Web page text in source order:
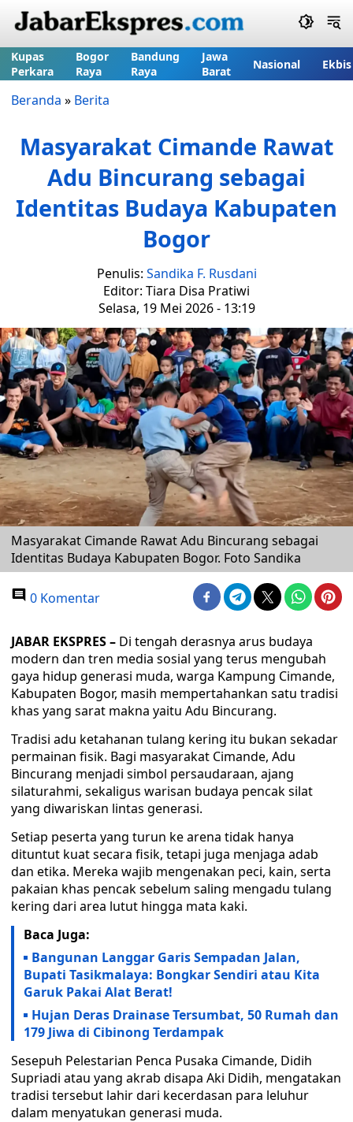
Kupas
Perkara
Bogor
Raya
Bandung
Raya
Jawa
Barat
Nasional Ekbis
Beranda » Berita
Masyarakat Cimande Rawat
Adu Bincurang sebagai
Identitas Budaya Kabupaten
Bogor
Penulis: Sandika F. Rusdani
Editor: Tiara Disa Pratiwi
Selasa, 19 Mei 2026 - 13:19
Masyarakat Cimande Rawat Adu Bincurang sebagai
Identitas Budaya Kabupaten Bogor. Foto Sandika
0 Komentar
JABAR EKSPRES – Di tengah derasnya arus budaya
modern dan tren media sosial yang terus mengubah
gaya hidup generasi muda, warga Kampung Cimande,
Kabupaten Bogor, masih mempertahankan satu tradisi
khas yang sarat makna yaitu Adu Bincurang.
Tradisi adu ketahanan tulang kering itu bukan sekadar
permainan fisik. Bagi masyarakat Cimande, Adu
Bincurang menjadi simbol persaudaraan, ajang
silaturahmi, sekaligus warisan budaya pencak silat
yang diwariskan lintas generasi.
Setiap peserta yang turun ke arena tidak hanya
dituntut kuat secara fisik, tetapi juga menjaga adab
dan etika. Mereka wajib mengenakan peci, kain, serta
pakaian khas pencak sebelum saling mengadu tulang
kering dari area lutut hingga mata kaki.
Baca Juga:
Bangunan Langgar Garis Sempadan Jalan,
Bupati Tasikmalaya: Bongkar Sendiri atau Kita
Garuk Pakai Alat Berat!
Hujan Deras Drainase Tersumbat, 50 Rumah dan
179 Jiwa di Cibinong Terdampak
Sesepuh Pelestarian Penca Pusaka Cimande, Didih
Supriadi atau yang akrab disapa Aki Didih, mengatakan
tradisi tersebut lahir dari kecerdasan para leluhur
dalam menyatukan generasi muda.